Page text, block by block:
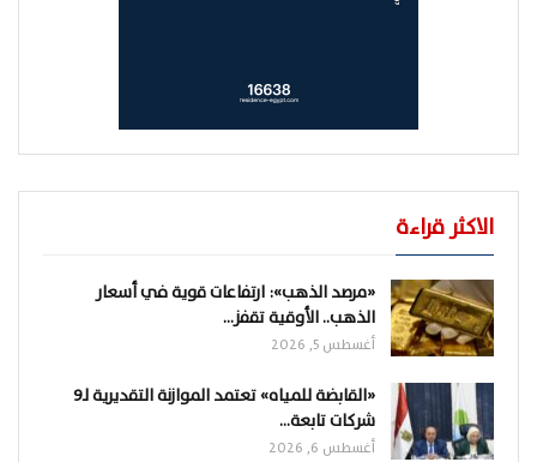
الاكثر قراءة
«مرصد الذهب»: ارتفاعات قوية في أسعار
الذهب.. الأوقية تقفز…
أغسطس 5, 2026
«القابضة للمياه» تعتمد الموازنة التقديرية لـ9
شركات تابعة…
أغسطس 6, 2026